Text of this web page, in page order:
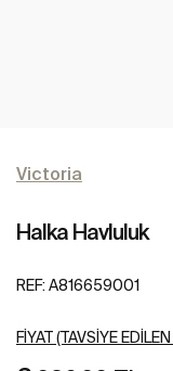
Victoria
Halka Havluluk
REF: A816659001
FIYAT (TAVSIYE